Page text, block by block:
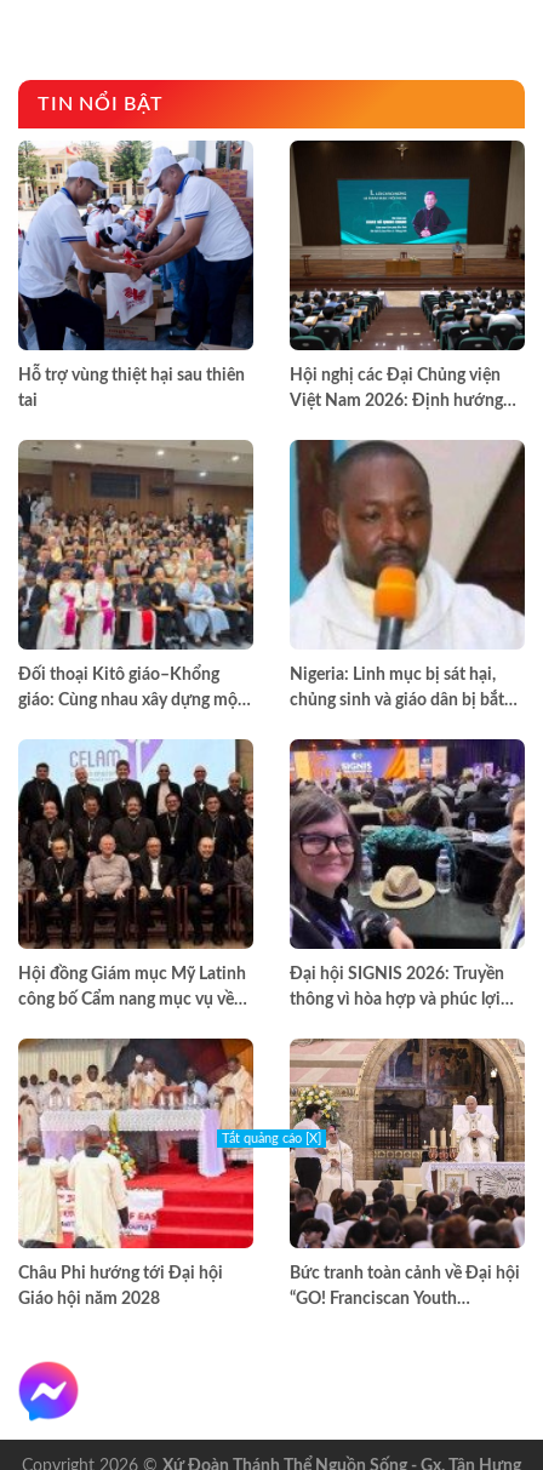
TIN NỔI BẬT
Hỗ trợ vùng thiệt hại sau thiên
tai
Hội nghị các Đại Chủng viện
Việt Nam 2026: Định hướng
Đối thoại Kitô giáo–Khổng
giáo: Cùng nhau xây dựng một
Nigeria: Linh mục bị sát hại,
chủng sinh và giáo dân bị bắt
Hội đồng Giám mục Mỹ Latinh
công bố Cẩm nang mục vụ về
Đại hội SIGNIS 2026: Truyền
thông vì hòa hợp và phúc lợi
Châu Phi hướng tới Đại hội
Giáo hội năm 2028
Bức tranh toàn cảnh về Đại hội
“GO! Franciscan Youth
Copyright 2026 © Xứ Đoàn Thánh Thể Nguồn Sống - Gx. Tân Hưng
Tắt quảng cáo [X]